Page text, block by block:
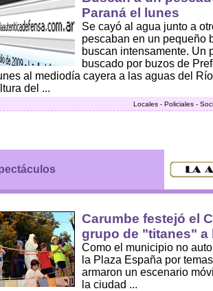
Paraná el lunes
Se cayó al agua junto a
pescaban en un pequeño
buscan intensamente. Un
buscado por buzos de
al mediodía cayera a las aguas del
del ...
Locales - Policiales -
Carumbe festejó el
grupo de "titanes" a
Como el municipio no
la Plaza España por
armaron un escenario
la ciudad ...